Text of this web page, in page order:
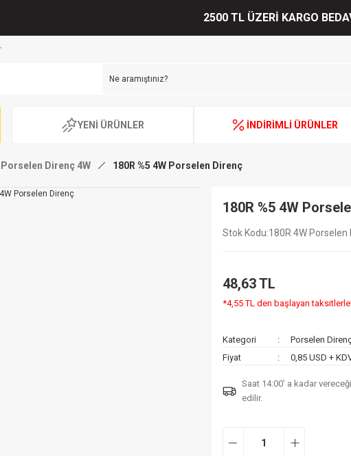
2500 TL ÜZERİ KARGO
YENİ ÜRÜNLER İNDİRİMLİ ÜRÜNLER
Porselen Direnç 4W 180R %5 4W Porselen Direnç
180R %5 4W
Stok Kodu 180R 4W Porselen
48,63 TL
*4,55 TL den başlayan
Kategori
Porselen
Fiyat
0,85 USD +
Saat 14:00’ a kadar
edilir.